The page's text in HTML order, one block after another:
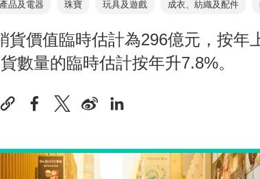
品及電器 珠寶 玩具及遊戲 成衣、紡織及配件
貨價值臨時估計為296億元，按年
數量的臨時估計按年升7.8%。